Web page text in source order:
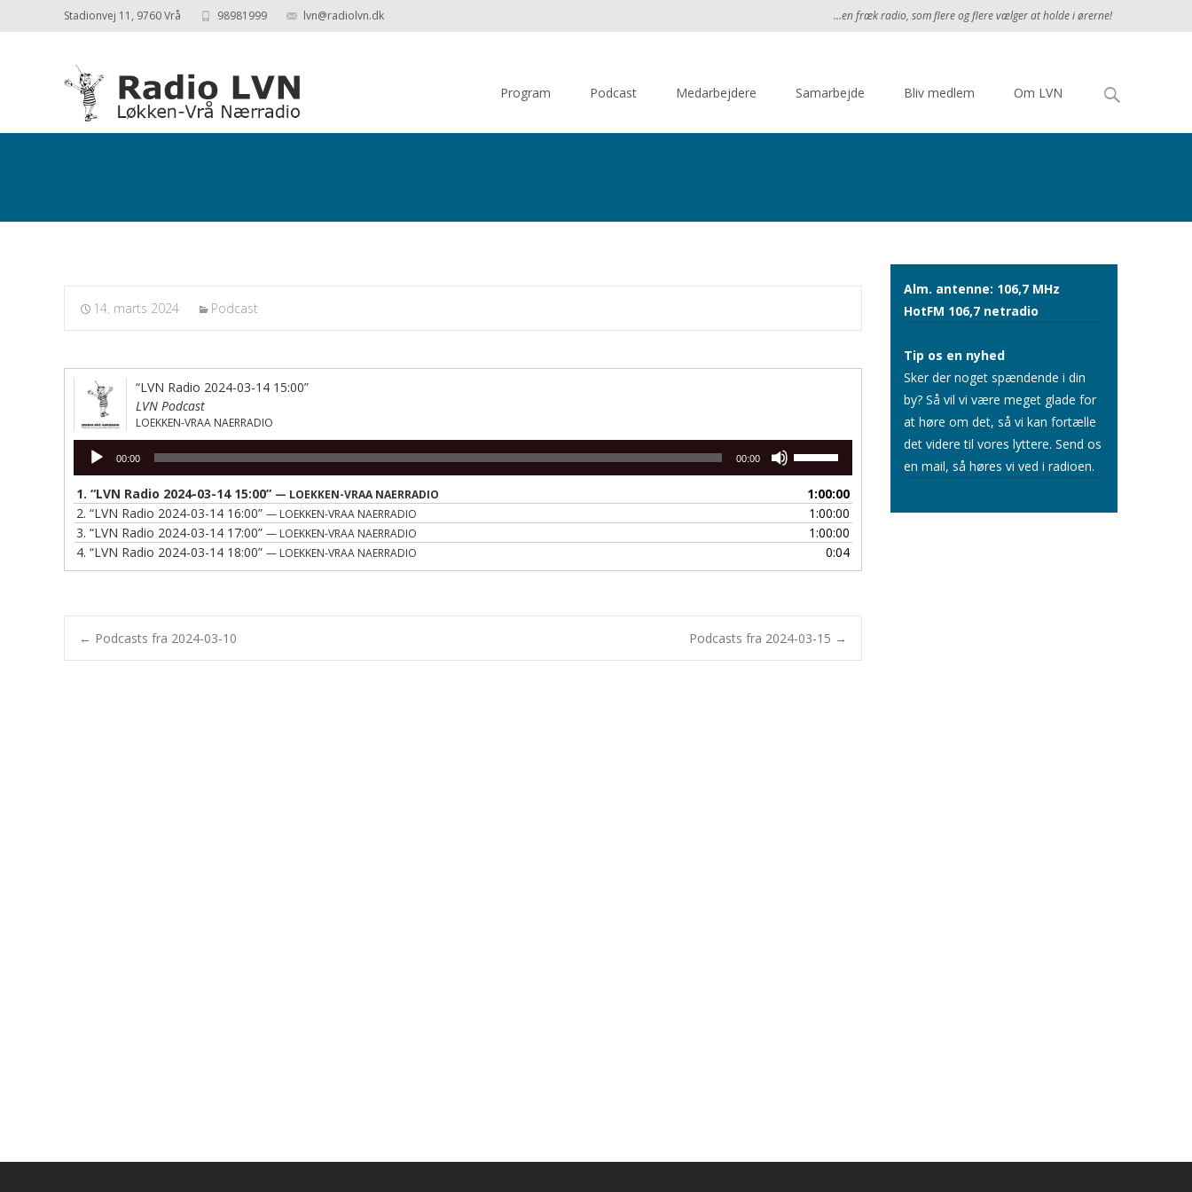
Stadionvej 11, 9760 Vrå 98981999 lvn@radiolvn.dk ...en fræk radio, som flere og flere vælger at holde i ørerne!
Program Podcast Medarbejdere Samarbejde Bliv medlem Om LVN
Søg
efter:
14. marts 2024 Podcast
“LVN Radio 2024-03-14 15:00”
LVN Podcast
LOEKKEN-VRAA NAERRADIO
Lydafspiller
00:00 00:00
for
at
skrue
for
lyden.
1. “LVN Radio 2024-03-14 15:00” — LOEKKEN-VRAA NAERRADIO
1:00:00
2. “LVN Radio 2024-03-14 16:00” — LOEKKEN-VRAA NAERRADIO
1:00:00
3. “LVN Radio 2024-03-14 17:00” — LOEKKEN-VRAA NAERRADIO
1:00:00
4. “LVN Radio 2024-03-14 18:00” — LOEKKEN-VRAA NAERRADIO 0:04
Post
← Podcasts fra 2024-03-10 Podcasts fra 2024-03-15 →
Alm. antenne: 106,7 MHz
HotFM 106,7 netradio
Tip os en nyhed
Sker der noget spændende i din
by? Så vil vi være meget glade for
at høre om det, så vi kan fortælle
det videre til vores lyttere. Send os
en mail, så høres vi ved i radioen.